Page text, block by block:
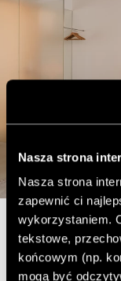
Nasza strona
Nasza strona
zapewnić ci
wykorzystaniem.
tekstowe,
końcowym (np.
mogą być